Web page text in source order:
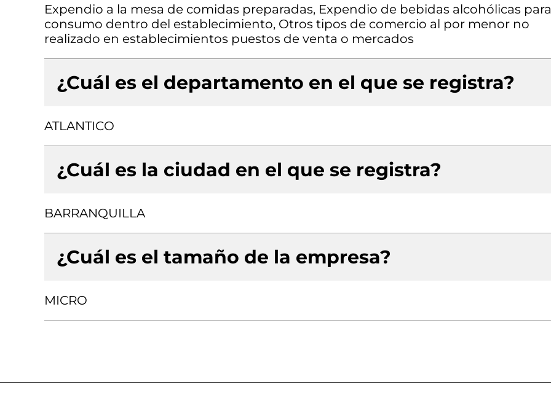
Expendio a la mesa de comidas preparadas, Expendio de bebidas alcohólicas
consumo dentro del establecimiento, Otros tipos de comercio al por menor no
realizado en establecimientos puestos de venta o mercados
¿Cuál es el departamento en el que se registra?
ATLANTICO
¿Cuál es la ciudad en el que se registra?
BARRANQUILLA
¿Cuál es el tamaño de la empresa?
MICRO